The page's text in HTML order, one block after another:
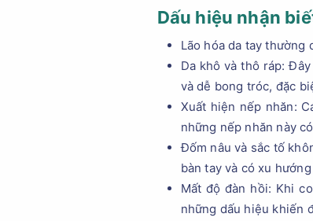
Dấu hiệu nhận
Lão hóa da tay
Da khô và thô ráp:
và dễ bong tróc, đặc
Xuất hiện nếp nhăn:
những nếp nhăn này
Đốm nâu và sắc tố
bàn tay và có xu
Mất độ đàn hồi: Khi
những dấu hiệu khiến